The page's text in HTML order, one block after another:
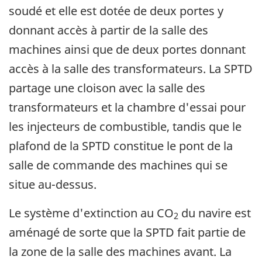
soudé et elle est dotée de deux portes y
donnant accès à partir de la salle des
machines ainsi que de deux portes donnant
accès à la salle des transformateurs. La SPTD
partage une cloison avec la salle des
transformateurs et la chambre d'essai pour
les injecteurs de combustible, tandis que le
plafond de la SPTD constitue le pont de la
salle de commande des machines qui se
situe au-dessus.
Le système d'extinction au CO2 du navire est
aménagé de sorte que la SPTD fait partie de
la zone de la salle des machines avant. La